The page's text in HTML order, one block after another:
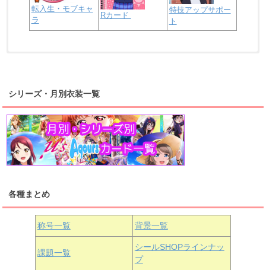
転入生・モブキャ
ラ
Rカード
特技アップサポー
ト
桜内梨子 高海千歌 渡辺曜
浦の星女学院1年生
津島善子 黒澤ルビィ
浦の星女学院3年生
上原歩夢 宮下愛 優木せつ菜
虹ヶ咲学園1年生
中須かすみ 天王寺璃奈
シリーズ・月別衣装一覧
各種まとめ
称号一覧 背景一覧
課題一覧
シールSHOPラインナッ
プ